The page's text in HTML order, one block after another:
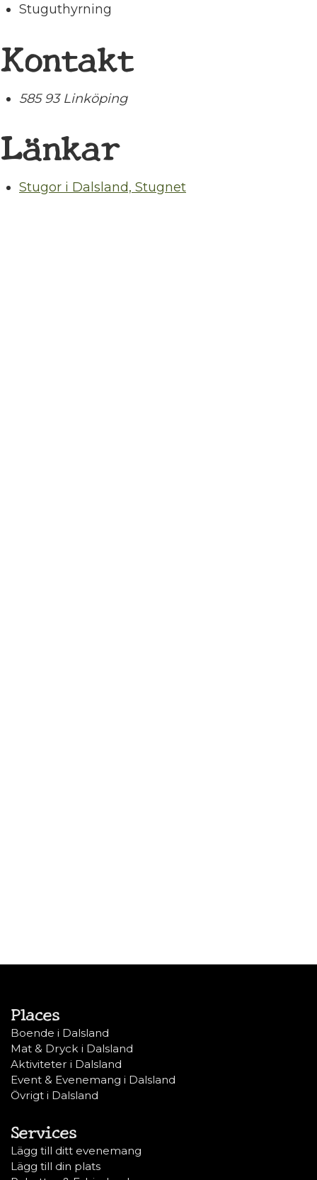
Stuguthyrning
Kontakt
585 93 Linköping
Länkar
Stugor i Dalsland, Stugnet
Places
Boende i Dalsland
Mat & Dryck i Dalsland
Aktiviteter i Dalsland
Event & Evenemang i Dalsland
Övrigt i Dalsland
Services
Lägg till ditt evenemang
Lägg till din plats